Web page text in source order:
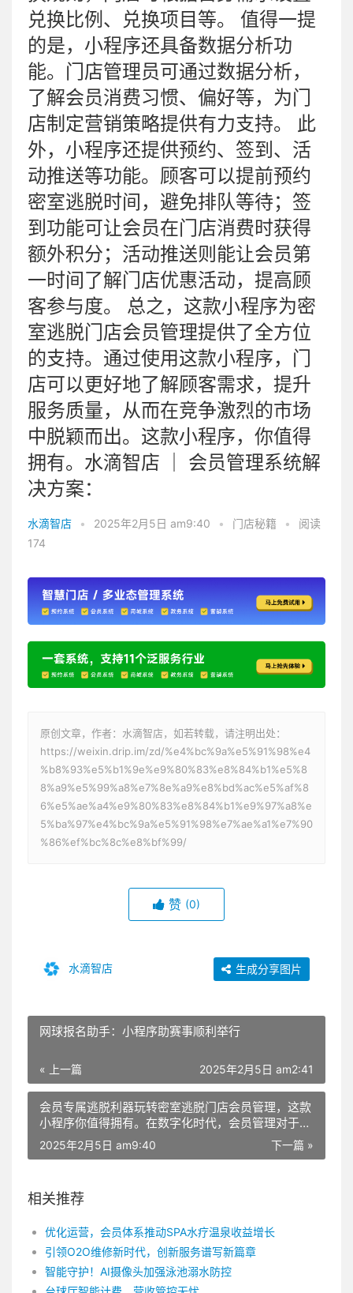
兑换比例、兑换项目等。 值得一提
的是，小程序还具备数据分析功
能。门店管理员可通过数据分析，
了解会员消费习惯、偏好等，为门
店制定营销策略提供有力支持。 此
外，小程序还提供预约、签到、活
动推送等功能。顾客可以提前预约
密室逃脱时间，避免排队等待；签
到功能可让会员在门店消费时获得
额外积分；活动推送则能让会员第
一时间了解门店优惠活动，提高顾
客参与度。 总之，这款小程序为密
室逃脱门店会员管理提供了全方位
的支持。通过使用这款小程序，门
店可以更好地了解顾客需求，提升
服务质量，从而在竞争激烈的市场
中脱颖而出。这款小程序，你值得
拥有。水滴智店 ｜ 会员管理系统解
决方案：
水滴智店 • 2025年2月5日 am9:40 • 门店秘籍 •
阅读
174
原创文章，作者：水滴智店，如若转载，请注明出处：
https://weixin.drip.im/zd/%e4%bc%9a%e5%91%98%e4
%b8%93%e5%b1%9e%e9%80%83%e8%84%b1%e5%8
8%a9%e5%99%a8%e7%8e%a9%e8%bd%ac%e5%af%8
6%e5%ae%a4%e9%80%83%e8%84%b1%e9%97%a8%e
5%ba%97%e4%bc%9a%e5%91%98%e7%ae%a1%e7%90
%86%ef%bc%8c%e8%bf%99/
赞 (0)
水滴智店 生成分享图片
网球报名助手：小程序助赛事顺利举行
« 上一篇 2025年2月5日 am2:41
会员专属逃脱利器玩转密室逃脱门店会员管理，这款
小程序你值得拥有。在数字化时代，会员管理对于密
室逃脱门店来说至关重要。一款好的会员管理小程
序，不仅能提高门店运营效率，还能提升顾客体验，
捷。只需轻触屏幕，即可快速完成会员注册、消费记
时查看会员信息，掌握会员消费情况，为顾客提供更
加个性化的服务。 首先，会员注册功能强大。顾客
只需填写基本信息，便能成为门店会员，享受会员专
属优惠。小程序支持多种注册方式，如手机号、微
下一篇 »
2025年2月5日 am9:40
相关推荐
优化运营，会员体系推动SPA水疗温泉收益增长
引领O2O维修新时代，创新服务谱写新篇章
智能守护！AI摄像头加强泳池溺水防控